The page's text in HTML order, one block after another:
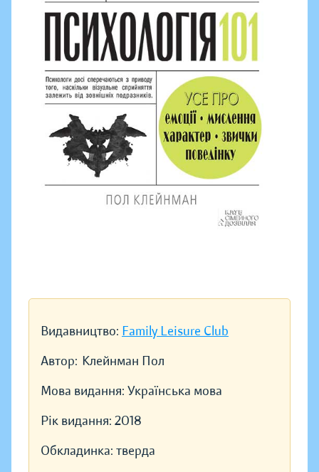
Видавництво: Family Leisure Club
Автор: Клейнман Пол
Мова видання: Українська мова
Рік видання: 2018
Обкладинка: тверда